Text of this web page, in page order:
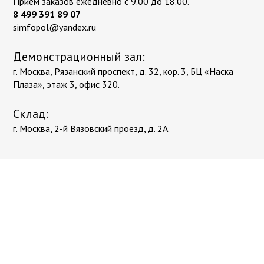
Распродажа
Фальшпол
Цветной напольный плинтус
Эксплуатируемая кровля
ПВХ плитка самоклеющаяся для стен
под камень
Плетёный винил
разноцветный
Коричневый
Красный
Однотонный
Разноцветный
С рисунком
Серый
Синий
Тёмно-серый
Компостеры садовые
Поленницы в коробке
Тачки, тележки, сеялки
Теплицы
Уличная мебель
Гамаки
8 499 391 89 07
simfopol@yandex.ru
Демонстрационный зал:
г. Москва, Рязанский проспект, д. 32, кор. 3, БЦ «Наска
Плаза», этаж 3, офис 320.
Склад:
г. Москва, 2-й Вязовский проезд, д. 2А.